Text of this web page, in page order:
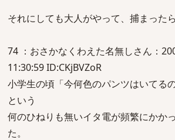
それにしても大人がやって、捕まった
74 ：おさかなくわえた名無しさん：
11:30:59 ID:CKjBVZoR
小学生の頃「今何色のパンツはいてる
という
何のひねりも無いイタ電が頻繁にかか
た。